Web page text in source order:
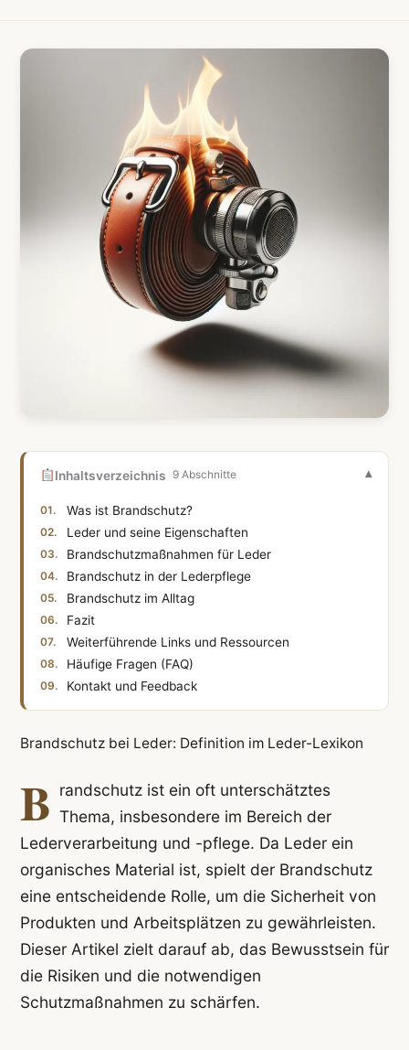
Inhaltsverzeichnis 9 Abschnitte
Was ist Brandschutz?
Leder und seine Eigenschaften
Brandschutzmaßnahmen für Leder
Brandschutz in der Lederpflege
Brandschutz im Alltag
Fazit
Weiterführende Links und Ressourcen
Häufige Fragen (FAQ)
Kontakt und Feedback
Brandschutz bei Leder: Definition im Leder-Lexikon
B randschutz ist ein oft unterschätztes
Thema, insbesondere im Bereich der
Lederverarbeitung und -pflege. Da Leder ein
organisches Material ist, spielt der Brandschutz
eine entscheidende Rolle, um die Sicherheit von
Produkten und Arbeitsplätzen zu gewährleisten.
Dieser Artikel zielt darauf ab, das Bewusstsein für
die Risiken und die notwendigen
Schutzmaßnahmen zu schärfen.